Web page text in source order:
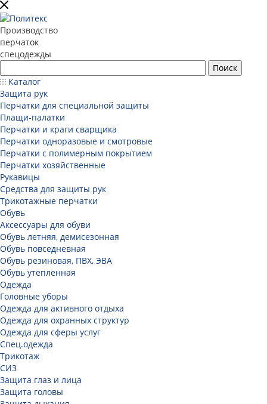
Производство
перчаток
спецодежды
Каталог
Защита рук
Перчатки для специальной защиты
Плащи-палатки
Перчатки и краги сварщика
Перчатки одноразовые и смотровые
Перчатки с полимерным покрытием
Перчатки хозяйственные
Рукавицы
Средства для защиты рук
Трикотажные перчатки
Обувь
Аксессуары для обуви
Обувь летняя, демисезонная
Обувь повседневная
Обувь резиновая, ПВХ, ЭВА
Обувь утеплённая
Одежда
Головные уборы
Одежда для активного отдыха
Одежда для охранных структур
Одежда для сферы услуг
Спец.одежда
Трикотаж
СИЗ
Защита глаз и лица
Защита головы